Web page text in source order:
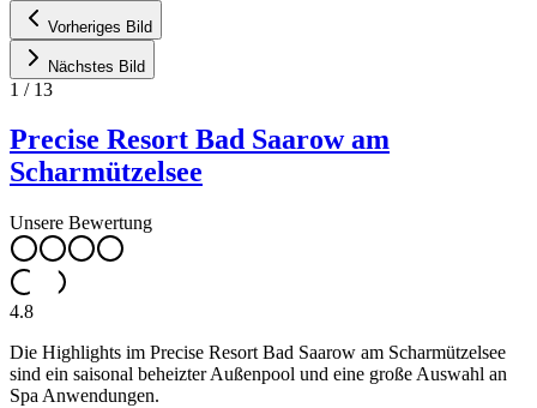
Vorheriges Bild
Nächstes Bild
1 / 13
Precise Resort Bad Saarow am
Scharmützelsee
Unsere Bewertung
4.8
Die Highlights im Precise Resort Bad Saarow am Scharmützelsee
sind ein saisonal beheizter Außenpool und eine große Auswahl an
Spa Anwendungen.